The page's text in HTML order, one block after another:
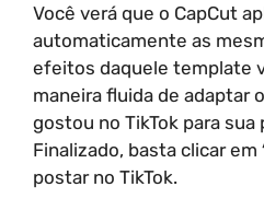
Você verá que o CapCut
automaticamente as
efeitos daquele template
maneira fluida de adaptar
gostou no TikTok para sua
Finalizado, basta clicar em
postar no TikTok.